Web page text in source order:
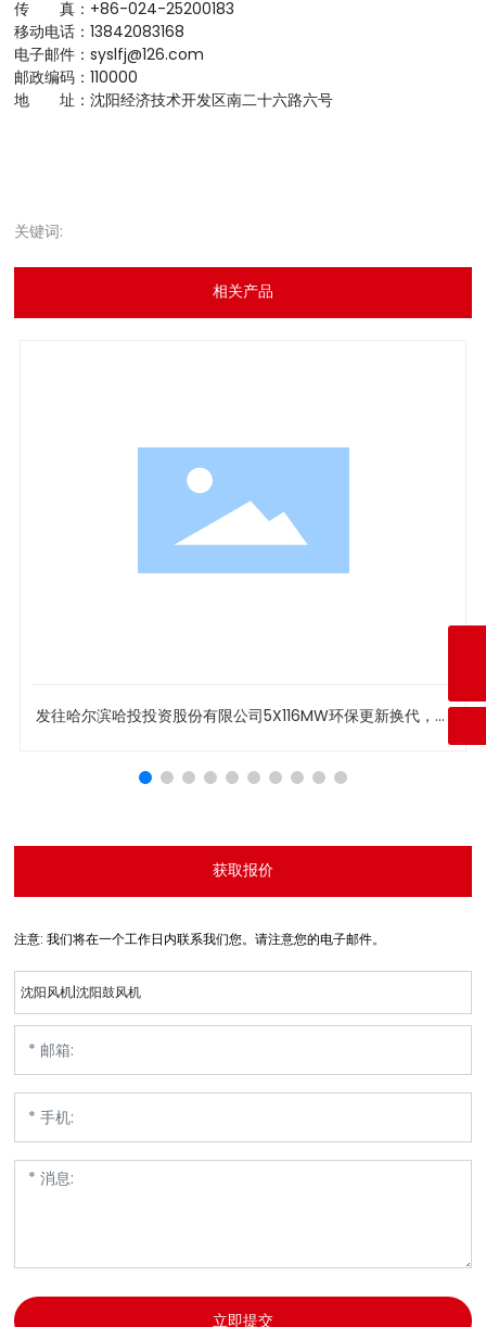
传 真：+86-024-25200183
移动电话：13842083168
电子邮件：syslfj@126.com
邮政编码：110000
地 址：沈阳经济技术开发区南二十六路六号
关键词:
相关产品
新换代，引 沈阳沈联发往牡丹江林口海浪热电二台130吨锅炉
获取报价
注意: 我们将在一个工作日内联系我们您。请注意您的电子邮件。
沈阳风机|沈阳鼓风机
立即提交
syslfj@126.com